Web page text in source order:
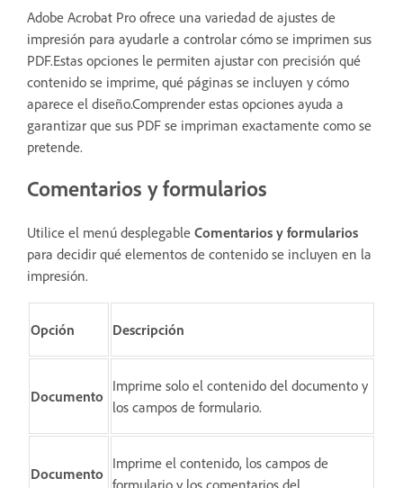
Adobe Acrobat Pro ofrece una variedad de ajustes de
impresión para ayudarle a controlar cómo se imprimen sus
PDF.Estas opciones le permiten ajustar con precisión qué
contenido se imprime, qué páginas se incluyen y cómo
aparece el diseño.Comprender estas opciones ayuda a
garantizar que sus PDF se impriman exactamente como se
pretende.
Comentarios y formularios
Utilice el menú desplegable Comentarios y formularios
para decidir qué elementos de contenido se incluyen en la
impresión.
Opción Descripción
Documento
Imprime solo el contenido del documento y
los campos de formulario.
Documento
Imprime el contenido, los campos de